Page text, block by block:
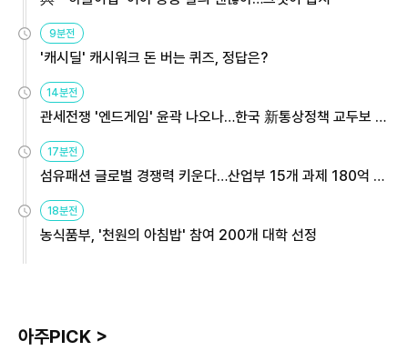
9분전
'캐시딜' 캐시워크 돈 버는 퀴즈, 정답은?
14분전
관세전쟁 '엔드게임' 윤곽 나오나…한국 新통상정책 교두보 활
17분전
섬유패션 글로벌 경쟁력 키운다…산업부 15개 과제 180억 지
18분전
농식품부, '천원의 아침밥' 참여 200개 대학 선정
아주PICK >